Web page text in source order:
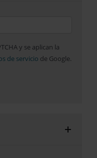
y se aplican la
de servicio de Google.